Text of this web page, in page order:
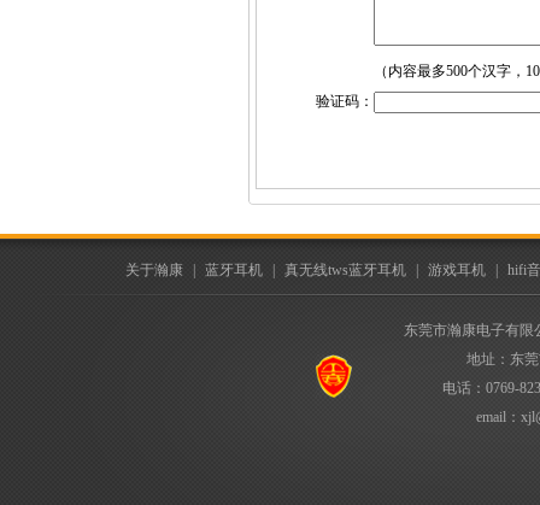
（内容最多500个汉字，
验证码：
关于瀚康 | 蓝牙耳机 | 真无线tws蓝牙耳机 | 游戏耳机 | hifi
东莞市瀚康电子有限
地址：东
电话：0769-
email：